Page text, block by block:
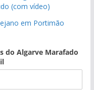
(com vídeo)
em Portimão
do Algarve Marafado